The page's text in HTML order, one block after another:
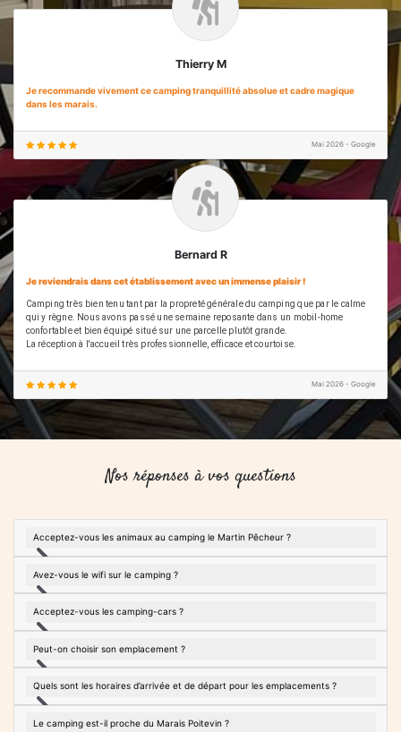
dans les marais.
Bernard R
Je reviendrais dans cet établissement avec un immense plaisir !
Camping très bien tenu tant par la propreté générale du camping que par le calme
qui y règne. Nous avons passé une semaine reposante dans un mobil-home
confortable et bien équipé situé sur une parcelle plutôt grande.
Nos réponses à vos questions
Acceptez-vous les animaux au camping le Martin Pêcheur ?
Avez-vous le wifi sur le camping ?
Peut-on choisir son emplacement ?
Quels sont les horaires d’arrivée et de départ pour les emplacements ?
Le camping est-il proche du Marais Poitevin ?
Quels sont les horaires d’arrivée et de départ pour les hébergements ?